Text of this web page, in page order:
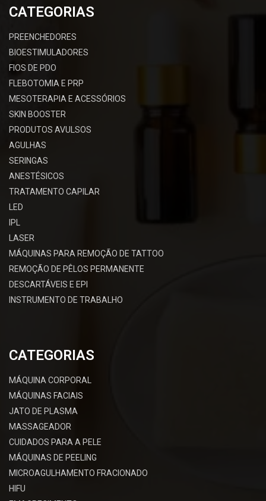
CATEGORIAS
PREENCHEDORES
BIOESTIMULADORES
FIOS DE PDO
FLEBOTOMIA E PRP
MESOTERAPIA E ACESSÓRIOS
SKIN BOOSTER
PRODUTOS AVULSOS
AGULHAS
SERINGAS
ANESTÉSICOS
TRATAMENTO CAPILAR
LED
IPL
LASER
MÁQUINAS PARA REMOÇÃO DE TATTOO
REMOÇÃO DE PÊLOS PERMANENTE
DESCARTÁVEIS E EPI
INSTRUMENTO DE TRABALHO
CATEGORIAS
MÁQUINA CORPORAL
MÁQUINAS FACIAIS
JATO DE PLASMA
MASSAGEADOR
CUIDADOS PARA A PELE
MÁQUINAS DE PEELING
MICROAGULHAMENTO FRACIONADO
HIFU